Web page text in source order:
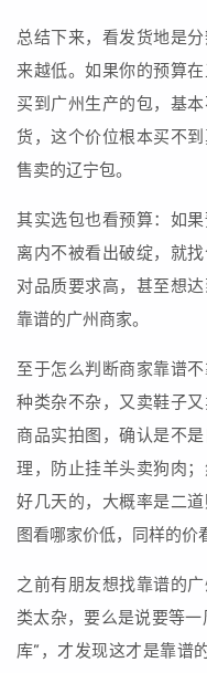
总结下来，看发货地是
来越低。如果你的预算
买到广州生产的包，基
货，这个价位根本买不
售卖的辽宁包。
其实选包也看预算：如
离内不被看出破绽，就
对品质要求高，甚至想
靠谱的广州商家。
至于怎么判断商家靠谱
种类杂不杂，又卖鞋子
商品实拍图，确认是不
理，防止挂羊头卖狗肉
好几天的，大概率是二
图看哪家价低，同样的价
之前有朋友想找靠谱的
类太杂，要么是说要等
库”，才发现这才是靠谱